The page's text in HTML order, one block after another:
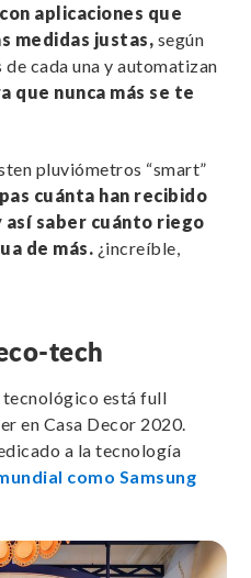
aplicaciones que
medidas justas, según
cada una y automatizan
que nunca más se te
pluviómetros “smart”
cuánta han recibido
saber cuánto riego
de más. ¿increíble,
tech
tecnológico está full
en Casa Decor 2020.
a la tecnología
como Samsung